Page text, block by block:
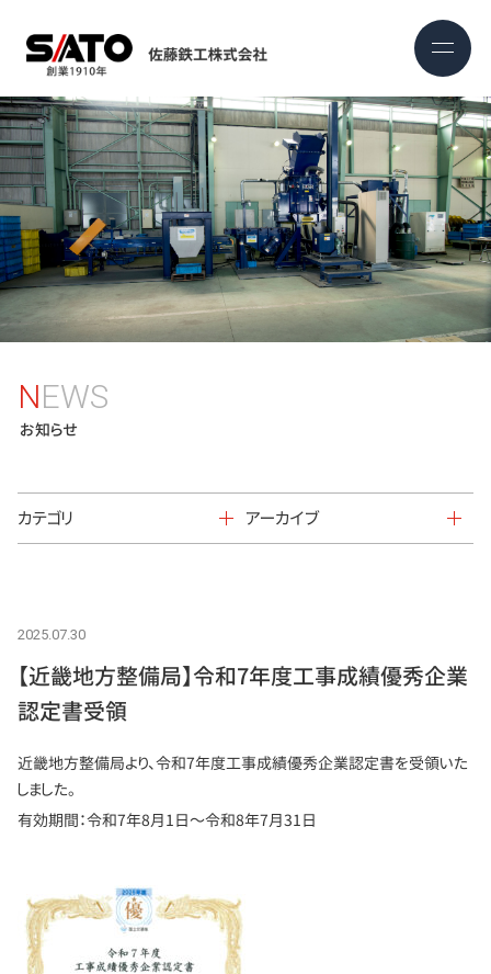
NEWS
お知らせ
カテゴリ アーカイブ
2025.07.30
【近畿地方整備局】令和7年度工事成績優秀企業
認定書受領
近畿地方整備局より、令和7年度工事成績優秀企業認定書を受領いた
しました。
有効期間：令和7年8月1日～令和8年7月31日